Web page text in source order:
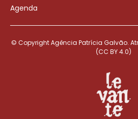
Agenda
© Copyright Agência Patrícia Galvão.
(CC BY 4.0)